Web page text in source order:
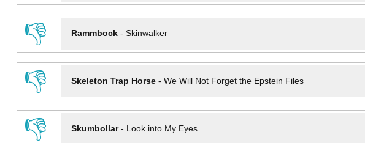
👎
Rammbock- Skinwalker
👎
Skeleton Trap Horse- We Will Not Forget the Epstein Files
👎
Skumbollar- Look into My Eyes